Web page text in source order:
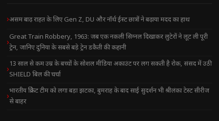
असम बाढ़ राहत के लिए Gen Z, DU और नॉर्थ ईस्ट छात्रों ने बढ़ाया मदद का हाथ
Great Train Robbery, 1963: जब एक नकली सिग्नल दिखाकर लुटेरों ने लूट ली पूरी
ट्रेन, जानिए दुनिया के सबसे बड़े ट्रेन डकैती की कहानी
13 साल से कम उम्र के बच्चों के सोशल मीडिया अकाउंट पर लग सकती है रोक, संसद में उठी
SHIELD बिल की चर्चा
भारतीय क्रिकेट टीम को लगा बड़ा झटका, बुमराह के बाद साई सुदर्शन भी श्रीलंका टेस्ट सीरीज
से बाहर